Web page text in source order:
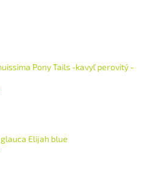
Pony Tails -kavyľ perovitý -
Elijah blue